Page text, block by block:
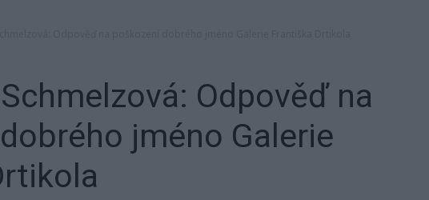
Odpověď na
jméno Galerie